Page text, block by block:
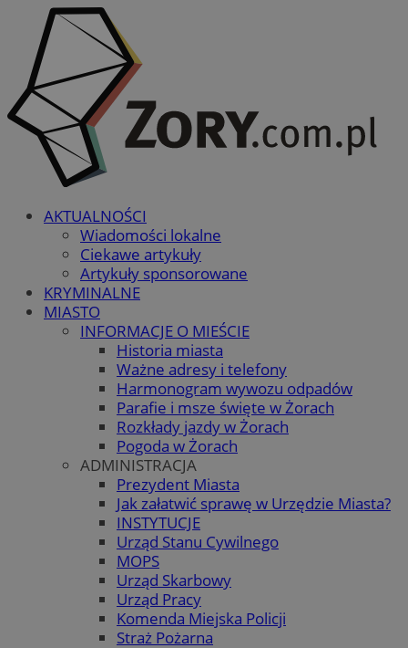
AKTUALNOŚCI
Wiadomości lokalne
Ciekawe artykuły
Artykuły sponsorowane
KRYMINALNE
MIASTO
INFORMACJE O MIEŚCIE
Historia miasta
Ważne adresy i telefony
Harmonogram wywozu odpadów
Parafie i msze święte w Żorach
Rozkłady jazdy w Żorach
Pogoda w Żorach
ADMINISTRACJA
Prezydent Miasta
Jak załatwić sprawę w Urzędzie Miasta?
INSTYTUCJE
Urząd Stanu Cywilnego
MOPS
Urząd Skarbowy
Urząd Pracy
Komenda Miejska Policji
Straż Pożarna